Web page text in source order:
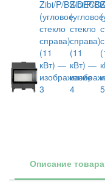
Описание товара